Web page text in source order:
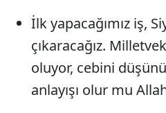
İlk yapacağımız iş,
çıkaracağız.
oluyor, cebini
anlayışı olur mu